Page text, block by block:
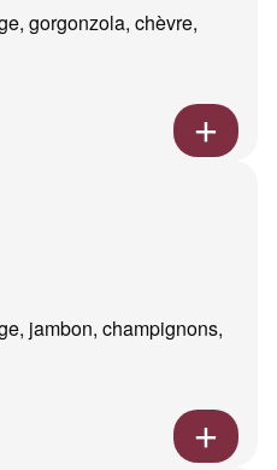
gorgonzola, chèvre,
jambon, champignons,